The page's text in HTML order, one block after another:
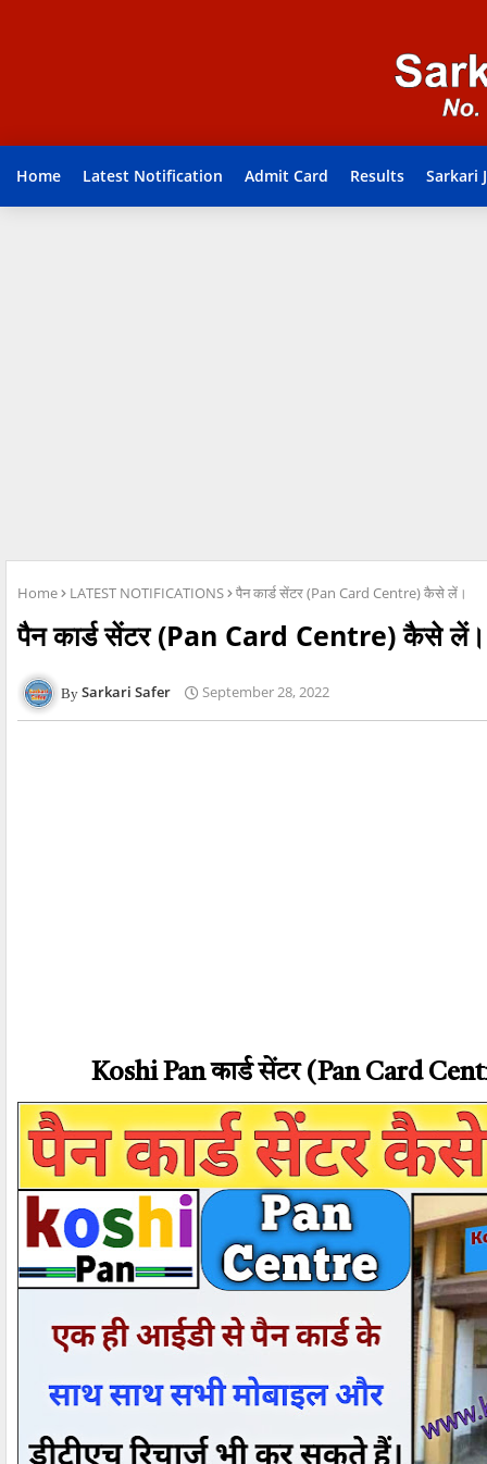
Home Latest Notification Admit Card Results Sarkari
Home LATEST NOTIFICATIONS पैन कार्ड सेंटर (Pan Card Centre) कैसे लें।
पैन कार्ड सेंटर (Pan Card Centre) कैसे लें।
Sarkari Safer September 28, 2022
Koshi Pan कार्ड सेंटर (Pan Card